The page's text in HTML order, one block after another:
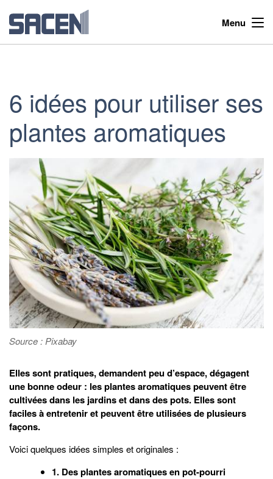
Menu
6 idées pour utiliser ses
plantes aromatiques
Source : Pixabay
Elles sont pratiques, demandent peu d’espace, dégagent
une bonne odeur : les plantes aromatiques peuvent être
cultivées dans les jardins et dans des pots. Elles sont
faciles à entretenir et peuvent être utilisées de plusieurs
façons.
Voici quelques idées simples et originales :
1. Des plantes aromatiques en pot-pourri